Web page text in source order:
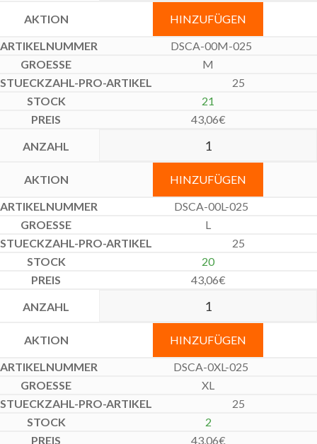
HINZUFÜGEN
DSCA-00M-025
M
25
21
43,06€
HINZUFÜGEN
DSCA-00L-025
L
25
20
43,06€
HINZUFÜGEN
DSCA-0XL-025
XL
25
2
43,06€